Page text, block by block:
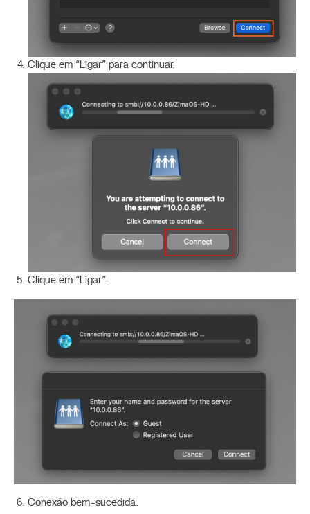
Clique em “Ligar” para continuar.
Clique em “Ligar”.
Conexão bem-sucedida.